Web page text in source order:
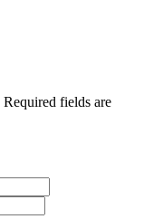
Required fields are